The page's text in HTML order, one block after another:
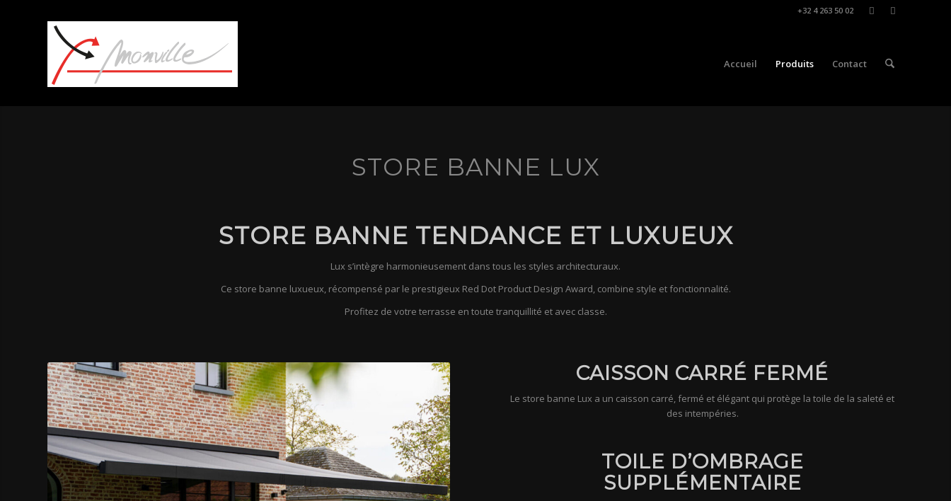
+32 4 263 50 02
Accueil Produits Contact
STORE BANNE LUX
STORE BANNE TENDANCE ET LUXUEUX
Lux s’intègre harmonieusement dans tous les styles architecturaux.
Ce store banne luxueux, récompensé par le prestigieux Red Dot Product Design Award, combine style et fonctionnalité.
Profitez de votre terrasse en toute tranquillité et avec classe.
CAISSON CARRÉ FERMÉ
Le store banne Lux a un caisson carré, fermé et élégant qui protège la toile de la saleté et
des intempéries.
TOILE D’OMBRAGE
SUPPLÉMENTAIRE